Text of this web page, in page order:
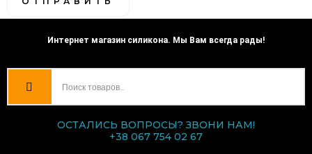
Интернет магазин силикона. Мы Вам всегда рады!
ОСТАЛИСЬ ВОПРОСЫ? ЗВОНИ НАМ!
+38 067 754 02 67